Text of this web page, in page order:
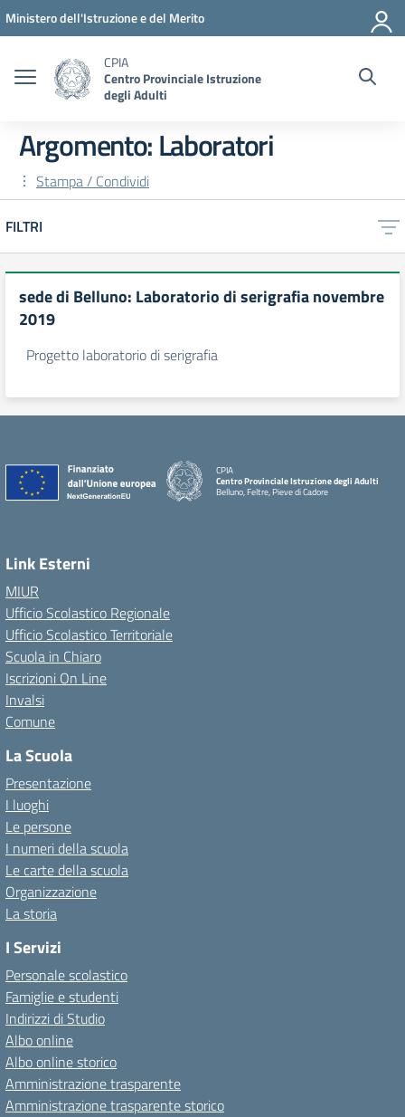
Vai ai contenuti
Vai al menu di navigazione
Vai al footer
Ministero dell'Istruzione e del Merito
CPIA
Centro Provinciale Istruzione
degli Adulti
Argomento: Laboratori
Stampa / Condividi
FILTRI
sede di Belluno: Laboratorio di serigrafia novembre
2019
Progetto laboratorio di serigrafia
CPIA
Centro Provinciale Istruzione degli Adulti
Belluno, Feltre, Pieve di Cadore
Link Esterni
MIUR
Ufficio Scolastico Regionale
Ufficio Scolastico Territoriale
Scuola in Chiaro
Iscrizioni On Line
Invalsi
Comune
La Scuola
Presentazione
I luoghi
Le persone
I numeri della scuola
Le carte della scuola
Organizzazione
La storia
I Servizi
Personale scolastico
Famiglie e studenti
Indirizzi di Studio
Albo online
Albo online storico
Amministrazione trasparente
Amministrazione trasparente storico